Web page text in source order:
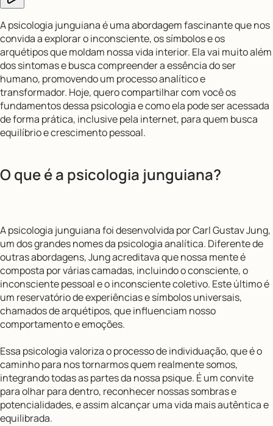
A psicologia junguiana é uma abordagem fascinante que nos
convida a explorar o inconsciente, os símbolos e os
arquétipos que moldam nossa vida interior. Ela vai muito além
dos sintomas e busca compreender a essência do ser
humano, promovendo um processo analítico e
transformador. Hoje, quero compartilhar com você os
fundamentos dessa psicologia e como ela pode ser acessada
de forma prática, inclusive pela internet, para quem busca
equilíbrio e crescimento pessoal.
O que é a psicologia junguiana?
A psicologia junguiana foi desenvolvida por Carl Gustav Jung,
um dos grandes nomes da psicologia analítica. Diferente de
outras abordagens, Jung acreditava que nossa mente é
composta por várias camadas, incluindo o consciente, o
inconsciente pessoal e o inconsciente coletivo. Este último é
um reservatório de experiências e símbolos universais,
chamados de arquétipos, que influenciam nosso
comportamento e emoções.
Essa psicologia valoriza o processo de individuação, que é o
caminho para nos tornarmos quem realmente somos,
integrando todas as partes da nossa psique. É um convite
para olhar para dentro, reconhecer nossas sombras e
potencialidades, e assim alcançar uma vida mais autêntica e
equilibrada.